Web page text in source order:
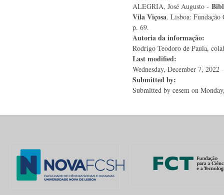
ALEGRIA, José Augusto -
Vila Viçosa. Lisboa: Fundação
p. 69.
Autoria da informação:
Rodrigo Teodoro de Paula,
Last modified:
Wednesday, December 7, 2022
Submitted by:
Submitted by cesem on